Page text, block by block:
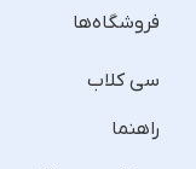
فروشگاه‌ها
سی کلاب
راهنما